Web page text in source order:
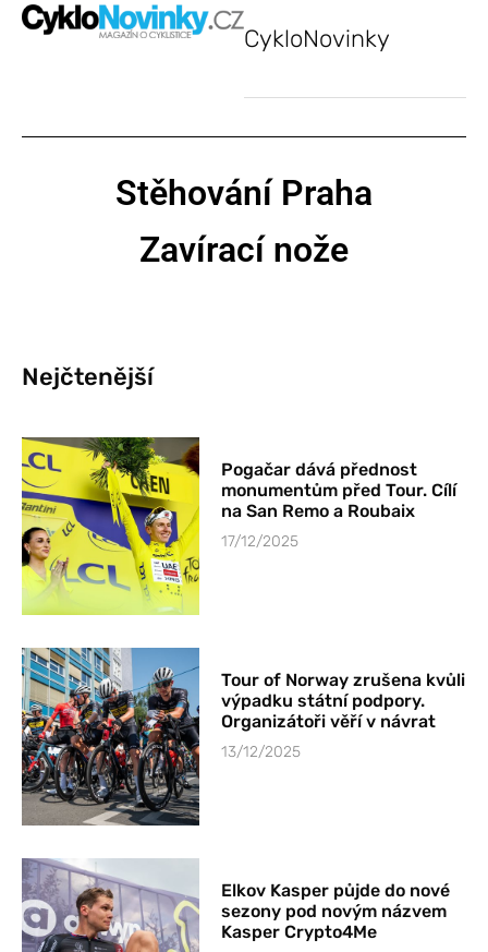
CykloNovinky
Stěhování Praha
Zavírací nože
Nejčtenější
Pogačar dává přednost
monumentům před Tour. Cílí
na San Remo a Roubaix
17/12/2025
Tour of Norway zrušena kvůli
výpadku státní podpory.
Organizátoři věří v návrat
13/12/2025
Elkov Kasper půjde do nové
sezony pod novým názvem
Kasper Crypto4Me